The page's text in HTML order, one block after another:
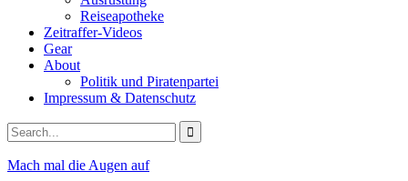
Reiseapotheke
Zeitraffer-Videos
Gear
About
Politik und Piratenpartei
Impressum & Datenschutz
Search
for:
Mach mal die Augen auf